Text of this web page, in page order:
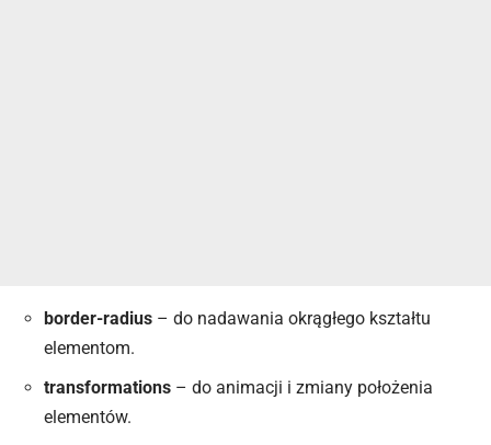
border-radius – do nadawania okrągłego kształtu
elementom.
transformations – do animacji i zmiany położenia
elementów.